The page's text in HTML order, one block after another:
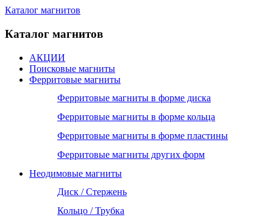
Каталог магнитов
Каталог магнитов
АКЦИИ
Поисковые магниты
Ферритовые магниты
Ферритовые магниты в форме диска
Ферритовые магниты в форме кольца
Ферритовые магниты в форме пластины
Ферритовые магниты других форм
Неодимовые магниты
Диск / Стержень
Кольцо / Трубка